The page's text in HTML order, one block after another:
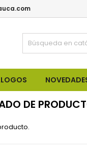
DE